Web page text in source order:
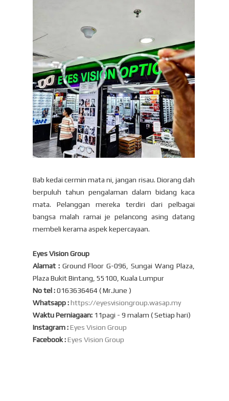
Bab kedai cermin mata ni, jangan risau. Diorang dah
berpuluh tahun pengalaman dalam bidang kaca
mata. Pelanggan mereka terdiri dari pelbagai
bangsa malah ramai je pelancong asing datang
membeli kerama aspek kepercayaan.
Eyes Vision Group
Alamat :Ground Floor G-096, Sungai Wang Plaza,
Plaza Bukit Bintang, 55100, Kuala Lumpur
No tel :0163636464 ( Mr.June )
Whatsapp :https://eyesvisiongroup.wasap.my
Waktu Perniagaan: 11pagi - 9 malam ( Setiap hari)
Instagram :Eyes Vision Group
Facebook :Eyes Vision Group